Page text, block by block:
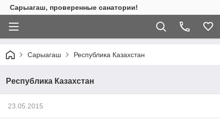
Сарыагаш, проверенные санатории!
Сарыагаш Республика Казахстан
Республика Казахстан
23.05.2015